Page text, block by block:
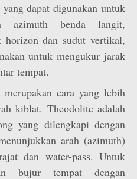
dapat digunakan untuk
azimuth benda langit,
horizon dan sudut vertikal,
untuk mengukur jarak
tempat.
cara yang lebih
kiblat. Theodolite adalah
yang dilengkapi dengan
arah (azimuth)
dan water-pass. Untuk
bujur tempat dengan